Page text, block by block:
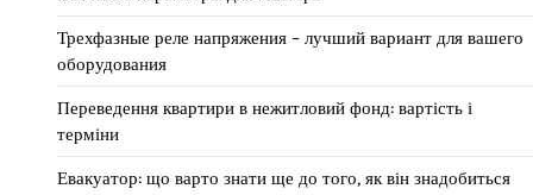
Трехфазные реле напряжения – лучший вариант для вашего
оборудования
Переведення квартири в нежитловий фонд: вартість і
терміни
Евакуатор: що варто знати ще до того, як він знадобиться